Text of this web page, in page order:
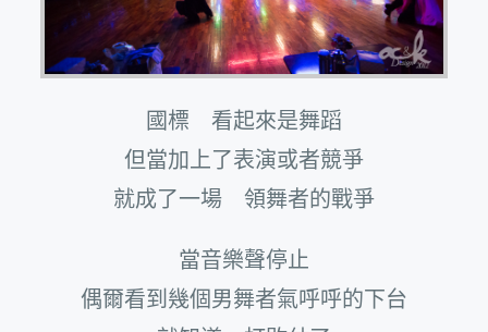
國標 看起來是舞蹈
但當加上了表演或者競爭
就成了一場 領舞者的戰爭
當音樂聲停止
偶爾看到幾個男舞者氣呼呼的下台